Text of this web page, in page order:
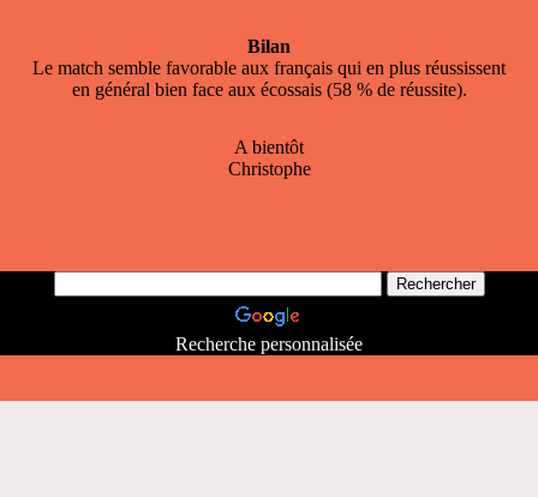
Bilan
Le match semble favorable aux français qui en plus réussissent
en général bien face aux écossais (58 % de réussite).
A bientôt
Christophe
Recherche personnalisée